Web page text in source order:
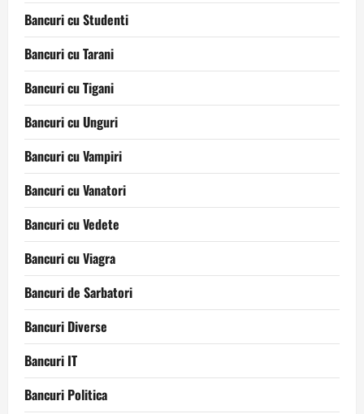
Bancuri cu Studenti
Bancuri cu Tarani
Bancuri cu Tigani
Bancuri cu Unguri
Bancuri cu Vampiri
Bancuri cu Vanatori
Bancuri cu Vedete
Bancuri cu Viagra
Bancuri de Sarbatori
Bancuri Diverse
Bancuri IT
Bancuri Politica